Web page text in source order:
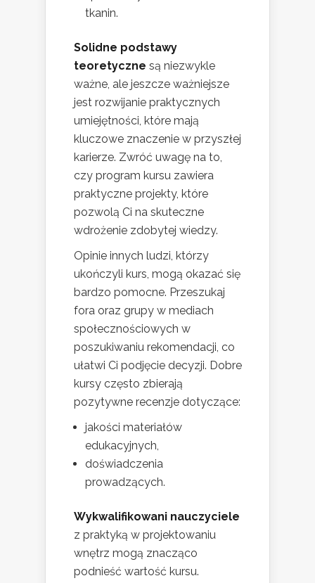
tkanin.
Solidne podstawy
teoretyczne są niezwykle
ważne, ale jeszcze ważniejsze
jest rozwijanie praktycznych
umiejętności, które mają
kluczowe znaczenie w przyszłej
karierze. Zwróć uwagę na to,
czy program kursu zawiera
praktyczne projekty, które
pozwolą Ci na skuteczne
wdrożenie zdobytej wiedzy.
Opinie innych ludzi, którzy
ukończyli kurs, mogą okazać się
bardzo pomocne. Przeszukaj
fora oraz grupy w mediach
społecznościowych w
poszukiwaniu rekomendacji, co
ułatwi Ci podjęcie decyzji. Dobre
kursy często zbierają
pozytywne recenzje dotyczące:
jakości materiałów
edukacyjnych,
doświadczenia
prowadzących.
Wykwalifikowani nauczyciele
z praktyką w projektowaniu
wnętrz mogą znacząco
podnieść wartość kursu.